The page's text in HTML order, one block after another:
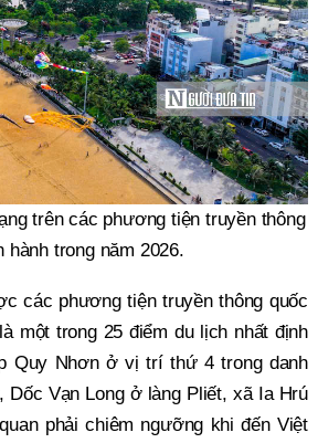
trên các phương tiện truyền thông
trong năm 2026.
các phương tiện truyền thông quốc
một trong 25 điểm du lịch nhất định
Quy Nhơn ở vị trí thứ 4 trong danh
Dốc Vạn Long ở làng Pliết, xã Ia Hrú
phải chiêm ngưỡng khi đến Việt